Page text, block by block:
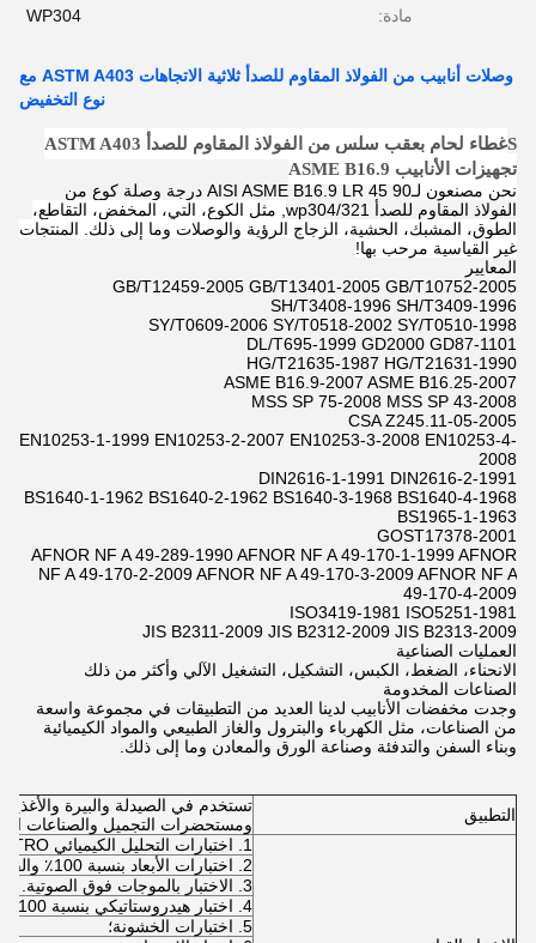
مادة: WP304
وصلات أنابيب من الفولاذ المقاوم للصدأ ثلاثية الاتجاهات ASTM A403 مع
نوع التخفيض
S
غطاء لحام بعقب سلس من الفولاذ المقاوم للصدأ ASTM A403
تجهيزات الأنابيب ASME B16.9
نحن مصنعون لـ
AISI ASME B16.9 LR 45 90 درجة وصلة كوع من
الفولاذ المقاوم للصدأ wp304/321
, مثل الكوع، التي، المخفض، التقاطع،
الطوق، المشبك، الحشية، الزجاج الرؤية والوصلات وما إلى ذلك. المنتجات
غير القياسية مرحب بها!
المعايير
GB/T12459-2005 GB/T13401-2005 GB/T10752-2005
SH/T3408-1996 SH/T3409-1996
SY/T0609-2006 SY/T0518-2002 SY/T0510-1998
DL/T695-1999 GD2000 GD87-1101
HG/T21635-1987 HG/T21631-1990
ASME B16.9-2007 ASME B16.25-2007
MSS SP 75-2008 MSS SP 43-2008
CSA Z245.11-05-2005
EN10253-1-1999 EN10253-2-2007 EN10253-3-2008 EN10253-4-
2008
DIN2616-1-1991 DIN2616-2-1991
BS1640-1-1962 BS1640-2-1962 BS1640-3-1968 BS1640-4-1968
BS1965-1-1963
GOST17378-2001
AFNOR NF A 49-289-1990 AFNOR NF A 49-170-1-1999 AFNOR
NF A 49-170-2-2009 AFNOR NF A 49-170-3-2009 AFNOR NF A
49-170-4-2009
ISO3419-1981 ISO5251-1981
JIS B2311-2009 JIS B2312-2009 JIS B2313-2009
العمليات الصناعية
الانحناء، الضغط، الكبس، التشكيل، التشغيل الآلي وأكثر من ذلك
الصناعات المخدومة
وجدت مخفضات الأنابيب لدينا العديد من التطبيقات في مجموعة واسعة
من الصناعات، مثل الكهرباء والبترول والغاز الطبيعي والمواد الكيميائية
وبناء السفن والتدفئة وصناعة الورق والمعادن وما إلى ذلك.
التطبيق
تستخدم في الصيدلة والبيرة
ومستحضرات التجميل والصناعات
1. اختبارات التحليل الكيميائي PMI / SPECTRO بنسبة 100٪؛
2. اختبارات الأبعاد بنسبة 100٪ والفحص البصري بنسبة 100٪؛
3. الاختبار بالموجات فوق الصوتية.
4. اختبار هيدروستاتيكي بنسبة 100٪
5. اختبارات الخشونة؛